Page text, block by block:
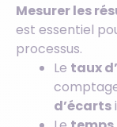
Mesurer les
est essentiel
processus.
Le taux
d’écarts